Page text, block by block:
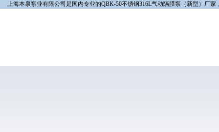
上海本泉泵业有限公司是国内专业的QBK-50不锈钢316L气动隔膜泵（新型）厂家